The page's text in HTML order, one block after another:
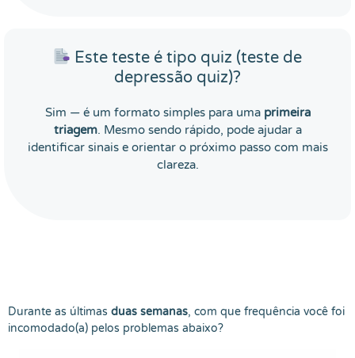
Este teste é tipo quiz (teste de
depressão quiz)?
Sim — é um formato simples para uma primeira
triagem. Mesmo sendo rápido, pode ajudar a
identificar sinais e orientar o próximo passo com mais
clareza.
Durante as últimas duas semanas, com que frequência você foi
incomodado(a) pelos problemas abaixo?